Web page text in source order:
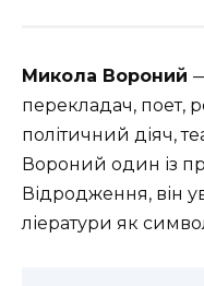
Микола Вороний
перекладач, поет,
політичний діяч,
Вороний один із
Відродження, він
ліератури як